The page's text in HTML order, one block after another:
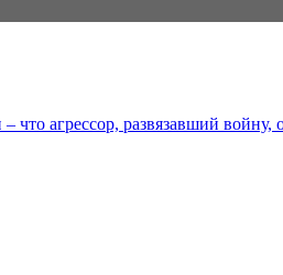
агрессор, развязавший